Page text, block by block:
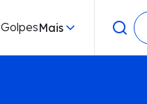
GolpesMais